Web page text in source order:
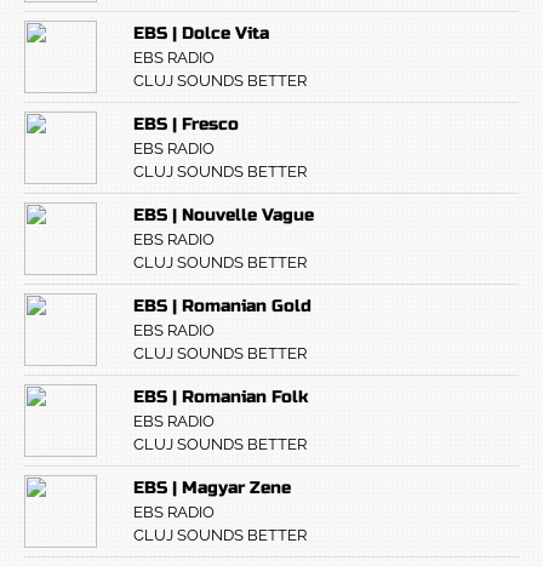
EBS | Dolce Vita
EBS RADIO
CLUJ SOUNDS BETTER
EBS | Fresco
EBS RADIO
CLUJ SOUNDS BETTER
EBS | Nouvelle Vague
EBS RADIO
CLUJ SOUNDS BETTER
EBS | Romanian Gold
EBS RADIO
CLUJ SOUNDS BETTER
EBS | Romanian Folk
EBS RADIO
CLUJ SOUNDS BETTER
EBS | Magyar Zene
EBS RADIO
CLUJ SOUNDS BETTER